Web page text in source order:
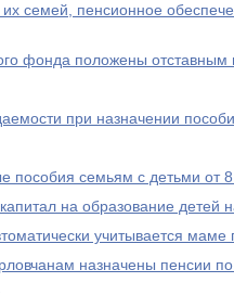
семей, пенсионное
фонда положены
при назначении
пособия семьям с детьми от
на образование детей
учитывается
назначены пенсии